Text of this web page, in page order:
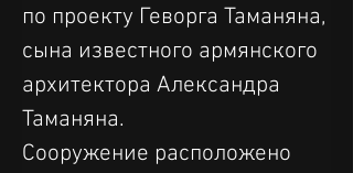
по проекту Геворга Таманяна,
сына известного армянского
архитектора Александра
Таманяна.
Сооружение расположено